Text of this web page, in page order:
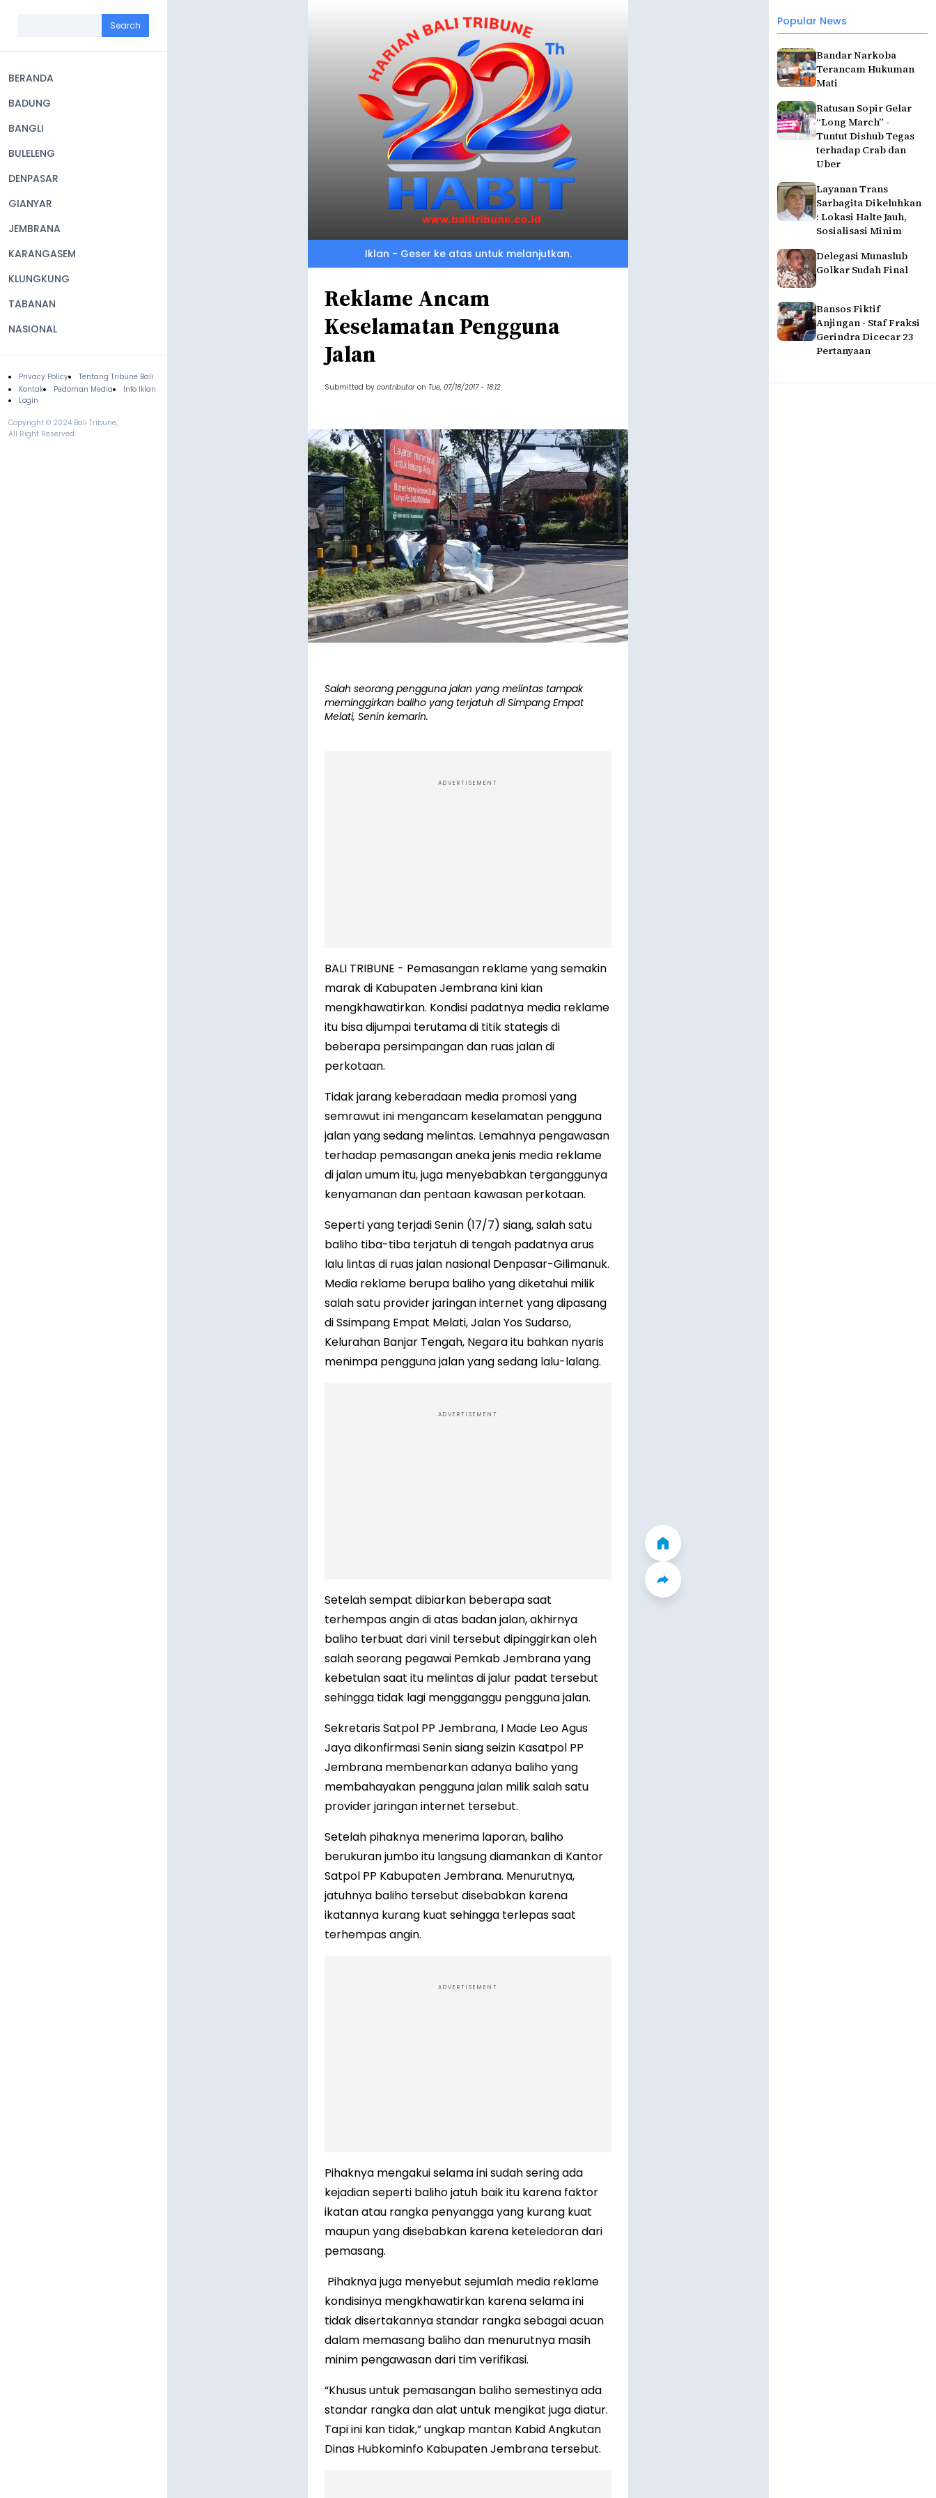
navigation
BERANDA
BADUNG
BANGLI
BULELENG
DENPASAR
GIANYAR
JEMBRANA
KARANGASEM
KLUNGKUNG
TABANAN
NASIONAL
Footer
Privacy Policy
Tentang Tribune Bali
Kontak
Pedoman Media
Info Iklan
Login
Copyright © 2024 Bali Tribune,
All Right Reserved.
Popular News
Bandar Narkoba
Terancam Hukuman
Mati
Ratusan Sopir Gelar
“Long March” -
Tuntut Dishub Tegas
terhadap Crab dan
Uber
Layanan Trans
Sarbagita Dikeluhkan
: Lokasi Halte Jauh,
Sosialisasi Minim
Delegasi Munaslub
Golkar Sudah Final
Bansos Fiktif
Anjingan - Staf Fraksi
Gerindra Dicecar 23
Pertanyaan
Iklan - Geser ke atas untuk melanjutkan.
Reklame Ancam
Keselamatan Pengguna
Jalan
Submitted by contributor on Tue, 07/18/2017 - 18:12
Salah seorang pengguna jalan yang melintas tampak
meminggirkan baliho yang terjatuh di Simpang Empat
Melati, Senin kemarin.
ADVERTISEMENT
BALI TRIBUNE - Pemasangan reklame yang semakin
marak di Kabupaten Jembrana kini kian
mengkhawatirkan. Kondisi padatnya media reklame
itu bisa dijumpai terutama di titik stategis di
beberapa persimpangan dan ruas jalan di
perkotaan.
Tidak jarang keberadaan media promosi yang
semrawut ini mengancam keselamatan pengguna
jalan yang sedang melintas. Lemahnya pengawasan
terhadap pemasangan aneka jenis media reklame
di jalan umum itu, juga menyebabkan terganggunya
kenyamanan dan pentaan kawasan perkotaan.
Seperti yang terjadi Senin (17/7) siang, salah satu
baliho tiba-tiba terjatuh di tengah padatnya arus
lalu lintas di ruas jalan nasional Denpasar-Gilimanuk.
Media reklame berupa baliho yang diketahui milik
salah satu provider jaringan internet yang dipasang
di Ssimpang Empat Melati, Jalan Yos Sudarso,
Kelurahan Banjar Tengah, Negara itu bahkan nyaris
menimpa pengguna jalan yang sedang lalu-lalang.
ADVERTISEMENT
Setelah sempat dibiarkan beberapa saat
terhempas angin di atas badan jalan, akhirnya
baliho terbuat dari vinil tersebut dipinggirkan oleh
salah seorang pegawai Pemkab Jembrana yang
kebetulan saat itu melintas di jalur padat tersebut
sehingga tidak lagi mengganggu pengguna jalan.
Sekretaris Satpol PP Jembrana, I Made Leo Agus
Jaya dikonfirmasi Senin siang seizin Kasatpol PP
Jembrana membenarkan adanya baliho yang
membahayakan pengguna jalan milik salah satu
provider jaringan internet tersebut.
Setelah pihaknya menerima laporan, baliho
berukuran jumbo itu langsung diamankan di Kantor
Satpol PP Kabupaten Jembrana. Menurutnya,
jatuhnya baliho tersebut disebabkan karena
ikatannya kurang kuat sehingga terlepas saat
terhempas angin.
ADVERTISEMENT
Pihaknya mengakui selama ini sudah sering ada
kejadian seperti baliho jatuh baik itu karena faktor
ikatan atau rangka penyangga yang kurang kuat
maupun yang disebabkan karena keteledoran dari
pemasang.
Pihaknya juga menyebut sejumlah media reklame
kondisinya mengkhawatirkan karena selama ini
tidak disertakannya standar rangka sebagai acuan
dalam memasang baliho dan menurutnya masih
minim pengawasan dari tim verifikasi.
“Khusus untuk pemasangan baliho semestinya ada
standar rangka dan alat untuk mengikat juga diatur.
Tapi ini kan tidak,” ungkap mantan Kabid Angkutan
Dinas Hubkominfo Kabupaten Jembrana tersebut.